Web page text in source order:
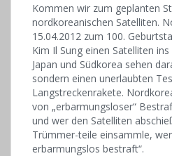
Kommen wir zum geplanten
nordkoreanischen Satelliten.
15.04.2012 zum 100.
Kim Il Sung einen Satelliten
Japan und Südkorea sehen
sondern einen unerlaubten
Langstreckenrakete.
von „erbarmungsloser“
und wer den Satelliten
Trümmer-teile einsammle,
erbarmungslos bestraft“.